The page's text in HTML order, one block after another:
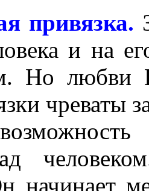
привязка.
и на
Но любви
чреваты
начинает